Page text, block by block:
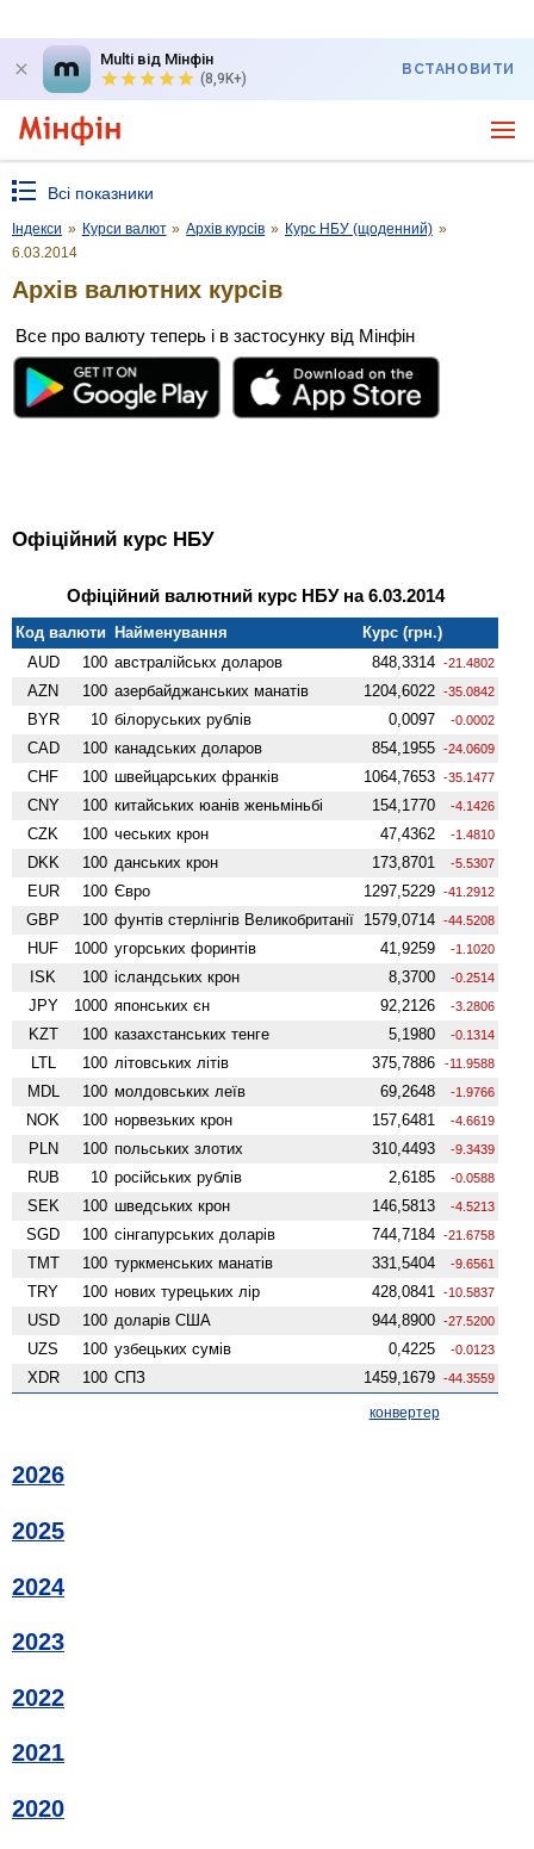
Multi від Мінфін
(8,9K+)
ВСТАНОВИТИ
Всі показники
Індекси » Курси валют » Архів курсів » Курс НБУ (щоденний) »
6.03.2014
Архів валютних курсів
Все про валюту теперь і в застосунку від Мінфін
Офіційний курс НБУ
Офіційний валютний курс НБУ на 6.03.2014
Код валюти Найменування
Курс (грн.)
AUD
100 австралійськх доларов 848,3314 -21.4802
AZN 100 азербайджанських манатів 1204,6022 -35.0842
BYR 10 білоруських рублів 0,0097 -0.0002
CAD 100 канадських доларов 854,1955 -24.0609
CHF 100 швейцарських франків 1064,7653 -35.1477
CNY 100 китайських юанів женьмiньбi 154,1770 -4.1426
CZK 100 чеських крон 47,4362 -1.4810
DKK 100 данських крон 173,8701 -5.5307
EUR 100 Євро 1297,5229 -41.2912
GBP 100 фунтів стерлінгів Велико­британії 1579,0714 -44.5208
HUF 1000 угорських форинтів 41,9259 -1.1020
ISK 100 ісландських крон 8,3700 -0.2514
JPY 1000 японських єн 92,2126 -3.2806
KZT 100 казахстанських тенге 5,1980 -0.1314
LTL 100 літовських літів 375,7886 -11.9588
MDL 100 молдовських леїв 69,2648 -1.9766
NOK 100 норвезьких крон 157,6481 -4.6619
PLN 100 польських злотих 310,4493 -9.3439
RUB 10 російських рублів 2,6185 -0.0588
SEK 100 шведських крон 146,5813 -4.5213
SGD 100 сінгапурських доларів 744,7184 -21.6758
TMT 100 туркменських манатів 331,5404 -9.6561
TRY 100 нових турецьких лір 428,0841 -10.5837
USD 100 доларів США 944,8900 -27.5200
UZS 100 узбецьких сумів 0,4225 -0.0123
XDR 100 СПЗ 1459,1679 -44.3559
конвертер
2026
2025
2024
2023
2022
2021
2020